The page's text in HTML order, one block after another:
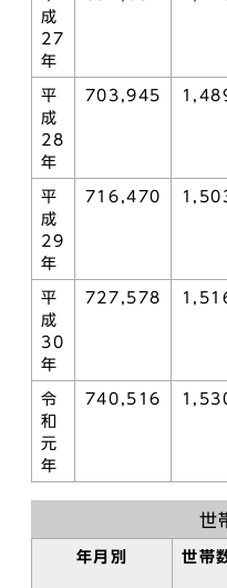
成
27
年
平
成
28
年
703,945
平
成
29
年
716,470
平
成
30
年
727,578
令
和
元
年
740,516
世
年月別 世帯